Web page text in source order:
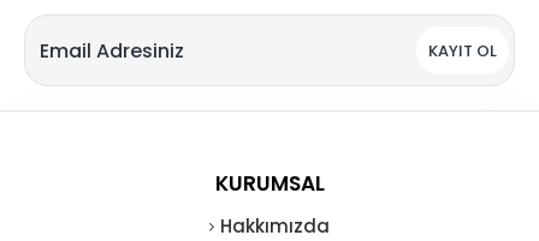
KAYIT OL
KURUMSAL
Hakkımızda